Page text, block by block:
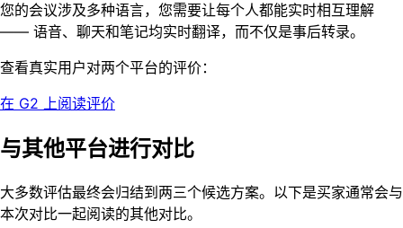
您的会议涉及多种语言，您需要让每个人都能实时相互理解
—— 语音、聊天和笔记均实时翻译，而不仅是事后转录。
查看真实用户对两个平台的评价：
在 G2 上阅读评价
与其他平台进行对比
大多数评估最终会归结到两三个候选方案。以下是买家通常会与
本次对比一起阅读的其他对比。